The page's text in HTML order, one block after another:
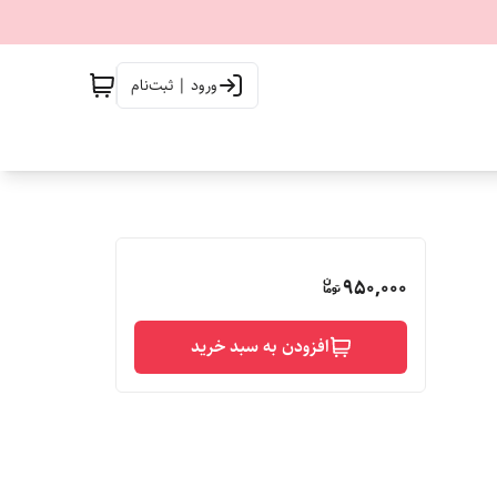
ورود | ثبت‌نام
950,000
افزودن به سبد خرید